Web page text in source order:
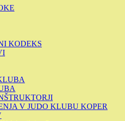
KODEKS
V JUDO KLUBU KOPER